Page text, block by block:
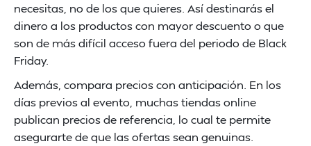
necesitas, no de los que quieres. Así destinarás el
dinero a los productos con mayor descuento o que
son de más difícil acceso fuera del periodo de Black
Friday.
Además, compara precios con anticipación. En los
días previos al evento, muchas tiendas online
publican precios de referencia, lo cual te permite
asegurarte de que las ofertas sean genuinas.